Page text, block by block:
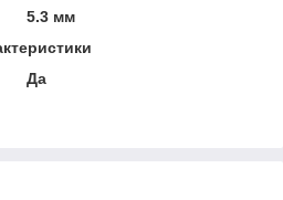
5.3 мм
Да